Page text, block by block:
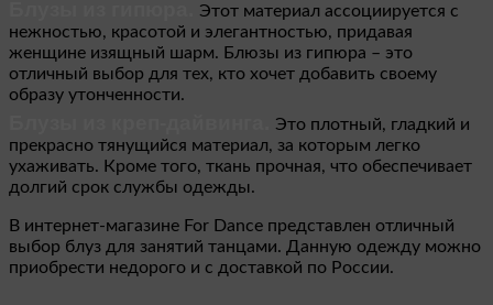
Этот материал ассоциируется с
нежностью, красотой и элегантностью, придавая
женщине изящный шарм. Блюзы из гипюра – это
отличный выбор для тех, кто хочет добавить своему
образу утонченности.
Это плотный, гладкий и
прекрасно тянущийся материал, за которым легко
ухаживать. Кроме того, ткань прочная, что обеспечивает
долгий срок службы одежды.
В интернет-магазине For Dance представлен отличный
выбор блуз для занятий танцами. Данную одежду можно
приобрести недорого и с доставкой по России.